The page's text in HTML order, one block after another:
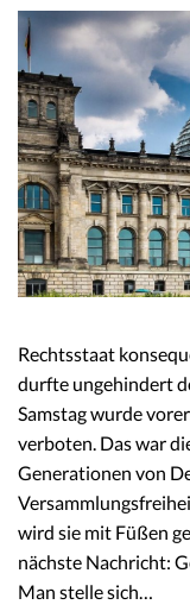
Rechtsstaat
durfte ungehindert
Samstag wurde
verboten. Das war
Generationen von
wird sie mit Füßen
nächste Nachricht:
Man stelle sich…